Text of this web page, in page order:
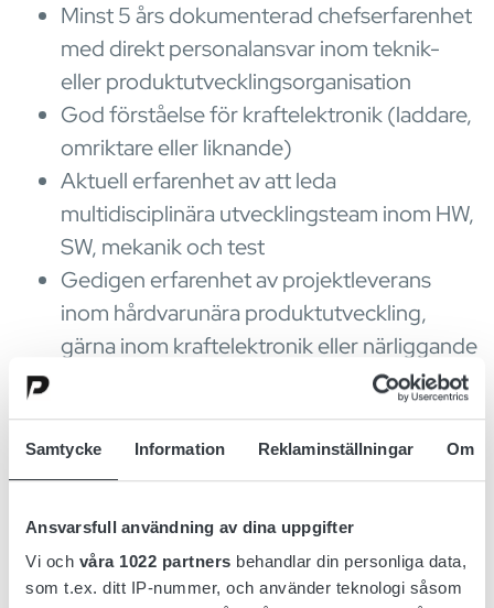
Samtycke Information Reklaminställningar Om
Ansvarsfull användning av dina uppgifter
Vi och våra 1022 partners behandlar din personliga data,
som t.ex. ditt IP-nummer, och använder teknologi såsom
Minst 5 års dokumenterad chefserfarenhet
med direkt personalansvar inom teknik-
eller produktutvecklingsorganisation
God förståelse för kraftelektronik (laddare,
omriktare eller liknande)
Aktuell erfarenhet av att leda
multidisciplinära utvecklingsteam inom HW,
SW, mekanik och test
Gedigen erfarenhet av projektleverans
inom hårdvarunära produktutveckling,
gärna inom kraftelektronik eller närliggande
Erfarenhet av leda utveckling inom stage-
gate och agila projektmodeller
God förståelse för tekniska regelverk,
Mycket goda kunskaper i svenska och
engelska, i tal och skrift